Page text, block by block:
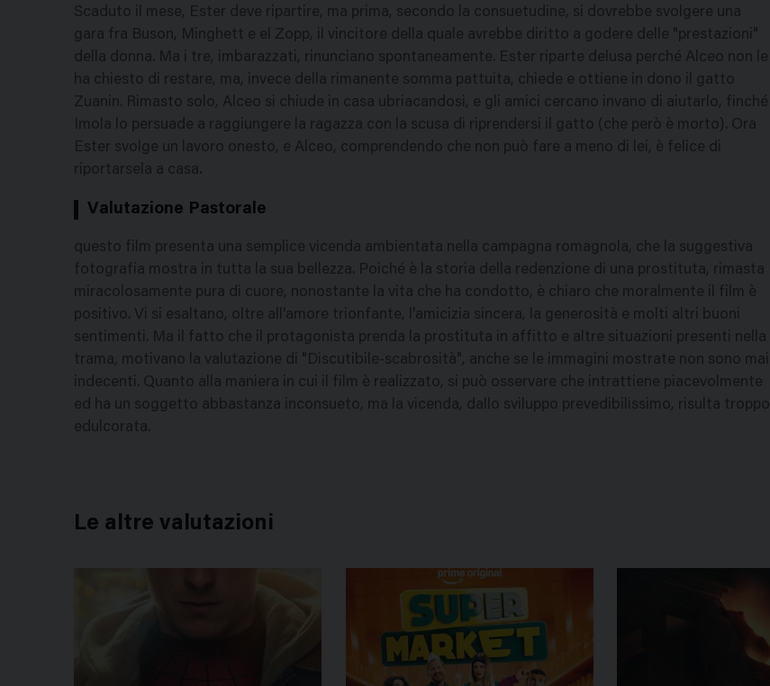
Scaduto il mese, Ester deve ripartire, ma prima, secondo la consuetudine, si dovrebbe svolgere una
gara fra Buson, Minghett e el Zopp, il vincitore della quale avrebbe diritto a godere delle "prestazioni"
della donna. Ma i tre, imbarazzati, rinunciano spontaneamente. Ester riparte delusa perché Alceo non le
ha chiesto di restare, ma, invece della rimanente somma pattuita, chiede e ottiene in dono il gatto
Zuanin. Rimasto solo, Alceo si chiude in casa ubriacandosi, e gli amici cercano invano di aiutarlo, finché
Imola lo persuade a raggiungere la ragazza con la scusa di riprendersi il gatto (che però è morto). Ora
Ester svolge un lavoro onesto, e Alceo, comprendendo che non può fare a meno di lei, è felice di
riportarsela a casa.
Valutazione Pastorale
questo film presenta una semplice vicenda ambientata nella campagna romagnola, che la suggestiva
fotografia mostra in tutta la sua bellezza. Poiché è la storia della redenzione di una prostituta, rimasta
miracolosamente pura di cuore, nonostante la vita che ha condotto, è chiaro che moralmente il film è
positivo. Vi si esaltano, oltre all'amore trionfante, l'amicizia sincera, la generosità e molti altri buoni
sentimenti. Ma il fatto che il protagonista prenda la prostituta in affitto e altre situazioni presenti nella
trama, motivano la valutazione di "Discutibile-scabrosità", anche se le immagini mostrate non sono mai
indecenti. Quanto alla maniera in cui il film è realizzato, si può osservare che intrattiene piacevolmente
ed ha un soggetto abbastanza inconsueto, ma la vicenda, dallo sviluppo prevedibilissimo, risulta troppo
edulcorata.
Le altre valutazioni